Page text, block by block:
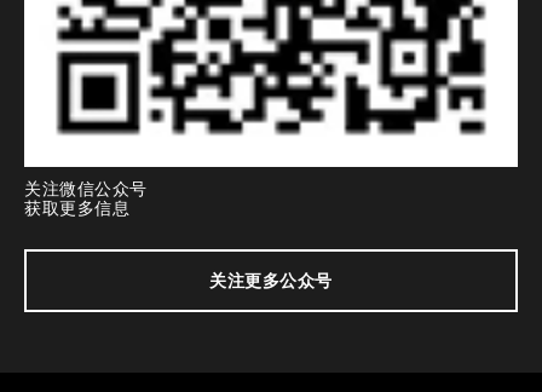
关注微信公众号
获取更多信息
关注更多公众号